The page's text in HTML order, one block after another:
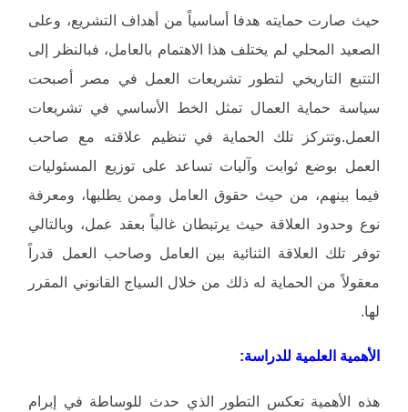
حيث صارت حمايته هدفا أساسياً من أهداف التشريع، وعلى
الصعيد المحلي لم يختلف هذا الاهتمام بالعامل، فبالنظر إلى
التتبع التاريخي لتطور تشريعات العمل في مصر أصبحت
سياسة حماية العمال تمثل الخط الأساسي في تشريعات
العمل.وتتركز تلك الحماية في تنظيم علاقته مع صاحب
العمل بوضع ثوابت وآليات تساعد على توزيع المسئوليات
فيما بينهم، من حيث حقوق العامل وممن يطلبها، ومعرفة
نوع وحدود العلاقة حيث يرتبطان غالباً بعقد عمل، وبالتالي
توفر تلك العلاقة الثنائية بين العامل وصاحب العمل قدراً
معقولاً من الحماية له ذلك من خلال السياج القانوني المقرر
لها.
الأهمية العلمية للدراسة:
هذه الأهمية تعكس التطور الذي حدث للوساطة في إبرام